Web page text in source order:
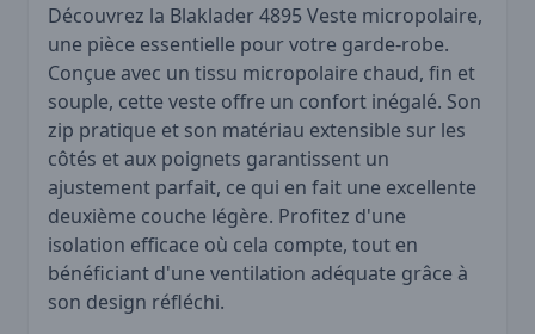
Découvrez la Blaklader 4895 Veste micropolaire,
une pièce essentielle pour votre garde-robe.
Conçue avec un tissu micropolaire chaud, fin et
souple, cette veste offre un confort inégalé. Son
zip pratique et son matériau extensible sur les
côtés et aux poignets garantissent un
ajustement parfait, ce qui en fait une excellente
deuxième couche légère. Profitez d'une
isolation efficace où cela compte, tout en
bénéficiant d'une ventilation adéquate grâce à
son design réfléchi.